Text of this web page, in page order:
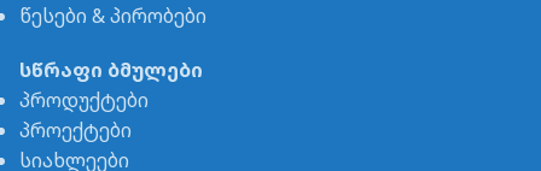
წესები & პირობები
სწრაფი ბმულები
პროდუქტები
პროექტები
სიახლეები